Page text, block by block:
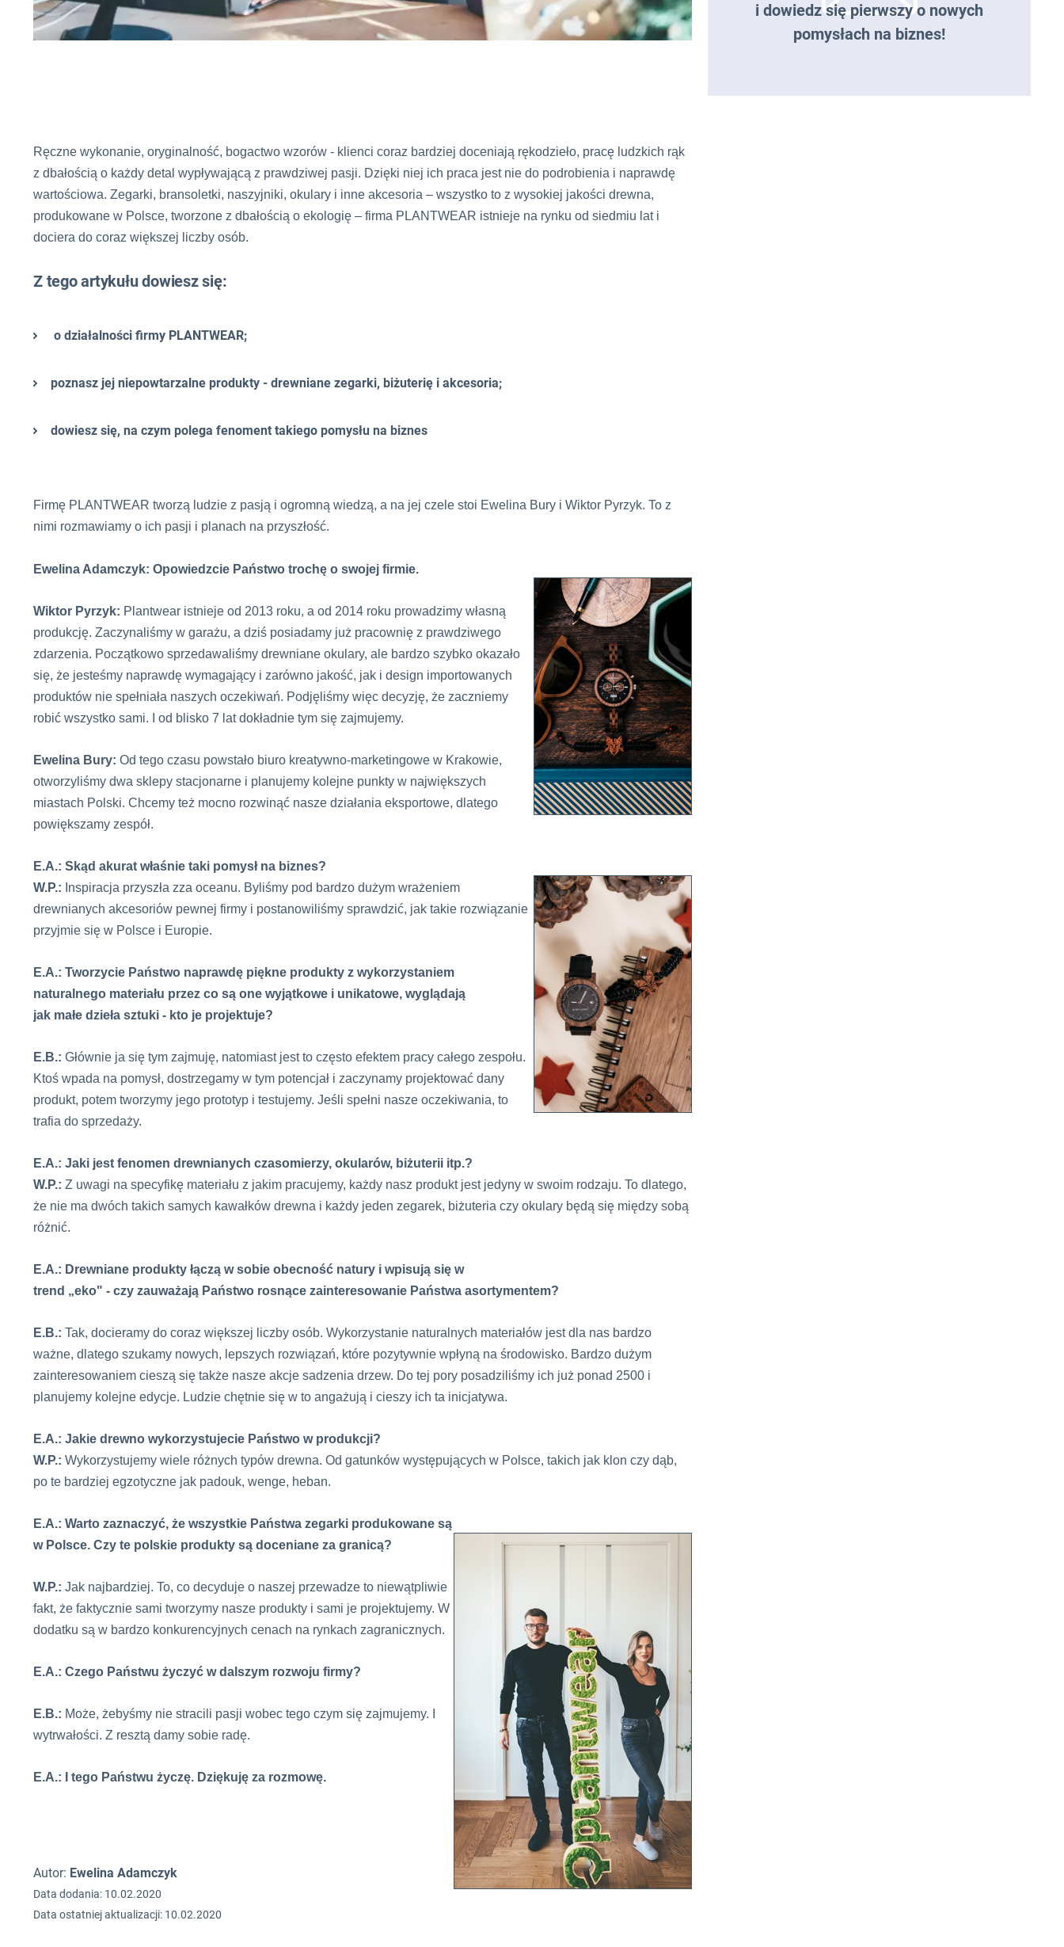
Ręczne wykonanie, oryginalność, bogactwo wzorów - klienci coraz bardziej doceniają rękodzieło, pracę ludzkich rąk
z dbałością o każdy detal wypływającą z prawdziwej pasji. Dzięki niej ich praca jest nie do podrobienia i naprawdę
wartościowa. Zegarki, bransoletki, naszyjniki, okulary i inne akcesoria – wszystko to z wysokiej jakości drewna,
produkowane w Polsce, tworzone z dbałością o ekologię – firma PLANTWEAR istnieje na rynku od siedmiu lat i
dociera do coraz większej liczby osób.
Z tego artykułu dowiesz się:
o działalności firmy PLANTWEAR;
poznasz jej niepowtarzalne produkty - drewniane zegarki, biżuterię i akcesoria;
dowiesz się, na czym polega fenoment takiego pomysłu na biznes
Firmę PLANTWEAR tworzą ludzie z pasją i ogromną wiedzą, a na jej czele stoi Ewelina Bury i Wiktor Pyrzyk. To z
nimi rozmawiamy o ich pasji i planach na przyszłość.
Ewelina Adamczyk: Opowiedzcie Państwo trochę o swojej firmie.
Wiktor Pyrzyk: Plantwear istnieje od 2013 roku, a od 2014 roku prowadzimy własną
produkcję. Zaczynaliśmy w garażu, a dziś posiadamy już pracownię z prawdziwego
zdarzenia. Początkowo sprzedawaliśmy drewniane okulary, ale bardzo szybko okazało
się, że jesteśmy naprawdę wymagający i zarówno jakość, jak i design importowanych
produktów nie spełniała naszych oczekiwań. Podjęliśmy więc decyzję, że zaczniemy
robić wszystko sami. I od blisko 7 lat dokładnie tym się zajmujemy.
Ewelina Bury: Od tego czasu powstało biuro kreatywno-marketingowe w Krakowie,
otworzyliśmy dwa sklepy stacjonarne i planujemy kolejne punkty w największych
miastach Polski. Chcemy też mocno rozwinąć nasze działania eksportowe, dlatego
powiększamy zespół.
E.A.: Skąd akurat właśnie taki pomysł na biznes?
W.P.: Inspiracja przyszła zza oceanu. Byliśmy pod bardzo dużym wrażeniem
drewnianych akcesoriów pewnej firmy i postanowiliśmy sprawdzić, jak takie rozwiązanie
przyjmie się w Polsce i Europie.
E.A.: Tworzycie Państwo naprawdę piękne produkty z wykorzystaniem
naturalnego materiału przez co są one wyjątkowe i unikatowe, wyglądają
jak małe dzieła sztuki - kto je projektuje?
E.B.: Głównie ja się tym zajmuję, natomiast jest to często efektem pracy całego zespołu.
Ktoś wpada na pomysł, dostrzegamy w tym potencjał i zaczynamy projektować dany
produkt, potem tworzymy jego prototyp i testujemy. Jeśli spełni nasze oczekiwania, to
trafia do sprzedaży.
E.A.: Jaki jest fenomen drewnianych czasomierzy, okularów, biżuterii itp.?
W.P.: Z uwagi na specyfikę materiału z jakim pracujemy, każdy nasz produkt jest jedyny w swoim rodzaju. To dlatego,
że nie ma dwóch takich samych kawałków drewna i każdy jeden zegarek, biżuteria czy okulary będą się między sobą
różnić.
E.A.: Drewniane produkty łączą w sobie obecność natury i wpisują się w
trend „eko" - czy zauważają Państwo rosnące zainteresowanie Państwa asortymentem?
E.B.: Tak, docieramy do coraz większej liczby osób. Wykorzystanie naturalnych materiałów jest dla nas bardzo
ważne, dlatego szukamy nowych, lepszych rozwiązań, które pozytywnie wpłyną na środowisko. Bardzo dużym
zainteresowaniem cieszą się także nasze akcje sadzenia drzew. Do tej pory posadziliśmy ich już ponad 2500 i
planujemy kolejne edycje. Ludzie chętnie się w to angażują i cieszy ich ta inicjatywa.
E.A.: Jakie drewno wykorzystujecie Państwo w produkcji?
W.P.: Wykorzystujemy wiele różnych typów drewna. Od gatunków występujących w Polsce, takich jak klon czy dąb,
po te bardziej egzotyczne jak padouk, wenge, heban.
E.A.: Warto zaznaczyć, że wszystkie Państwa zegarki produkowane są
w Polsce. Czy te polskie produkty są doceniane za granicą?
W.P.: Jak najbardziej. To, co decyduje o naszej przewadze to niewątpliwie
fakt, że faktycznie sami tworzymy nasze produkty i sami je projektujemy. W
dodatku są w bardzo konkurencyjnych cenach na rynkach zagranicznych.
E.A.: Czego Państwu życzyć w dalszym rozwoju firmy?
E.B.: Może, żebyśmy nie stracili pasji wobec tego czym się zajmujemy. I
wytrwałości. Z resztą damy sobie radę.
E.A.: I tego Państwu życzę. Dziękuję za rozmowę.
Autor: Ewelina Adamczyk
Data dodania: 10.02.2020
Data ostatniej aktualizacji: 10.02.2020
i dowiedz się pierwszy o nowych
pomysłach na biznes!